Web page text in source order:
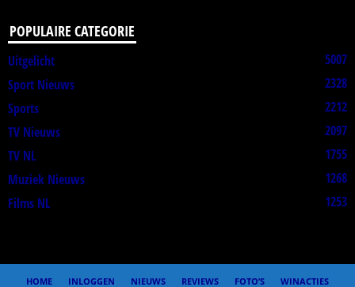
POPULAIRE CATEGORIE
Uitgelicht
5007
Sport Nieuws
2328
Sports
2212
TV Nieuws
2097
TV NL
1755
Muziek Nieuws
1268
Films NL
1253
HOME INLOGGEN NIEUWS REVIEWS FOTO’S WINACTIES